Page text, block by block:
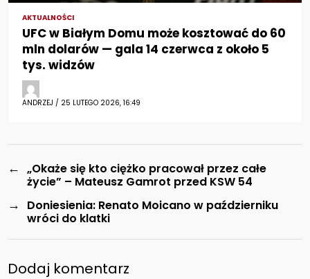
AKTUALNOŚCI
UFC w Białym Domu może kosztować do 60
mln dolarów — gala 14 czerwca z około 5
tys. widzów
ANDRZEJ / 25 LUTEGO 2026, 16:49
← „Okaże się kto ciężko pracował przez całe
życie” – Mateusz Gamrot przed KSW 54
→
Doniesienia: Renato Moicano w październiku
wróci do klatki
Dodaj komentarz